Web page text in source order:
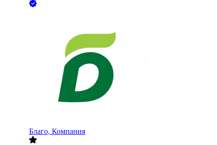
Благо, Компания